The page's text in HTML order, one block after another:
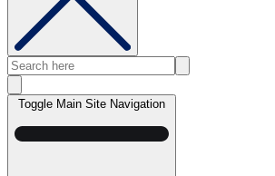
Toggle Main Site Navigation